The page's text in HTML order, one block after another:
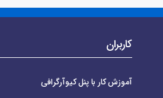
کاربران
آموزش کار با پنل کیوآرگرافی